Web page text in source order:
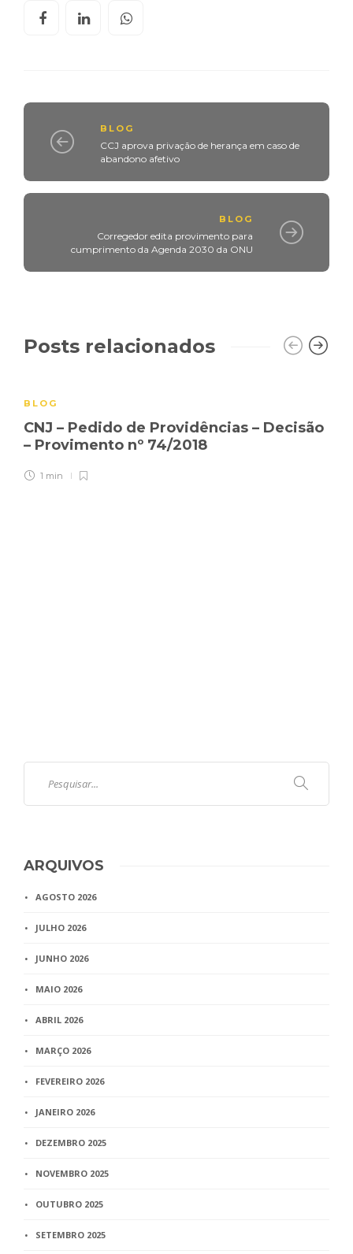
BLOG
CCJ aprova privação de herança em caso de
abandono afetivo
BLOG
Corregedor edita provimento para
cumprimento da Agenda 2030 da ONU
Posts relacionados
BLOG
CNJ – Pedido de Providências – Decisão
– Provimento nº 74/2018
1 min
ARQUIVOS
AGOSTO 2026
JULHO 2026
JUNHO 2026
MAIO 2026
ABRIL 2026
MARÇO 2026
FEVEREIRO 2026
JANEIRO 2026
DEZEMBRO 2025
NOVEMBRO 2025
OUTUBRO 2025
SETEMBRO 2025